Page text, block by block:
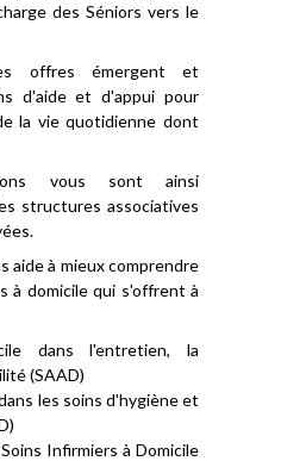
des Séniors vers le
offres émergent et
d'aide et d'appui pour
la vie quotidienne dont
vous sont ainsi
structures associatives
aide à mieux comprendre
à domicile qui s'offrent à
dans l'entretien, la
(SAAD)
les soins d'hygiène et
Infirmiers à Domicile